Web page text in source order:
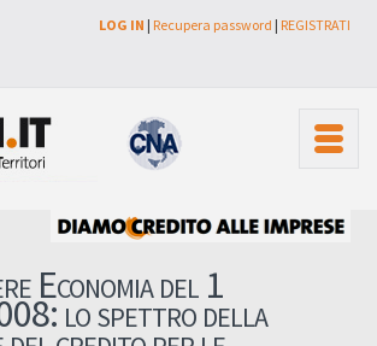
LOG IN | Recupera password | REGISTRATI
Economia del 1
lo spettro della